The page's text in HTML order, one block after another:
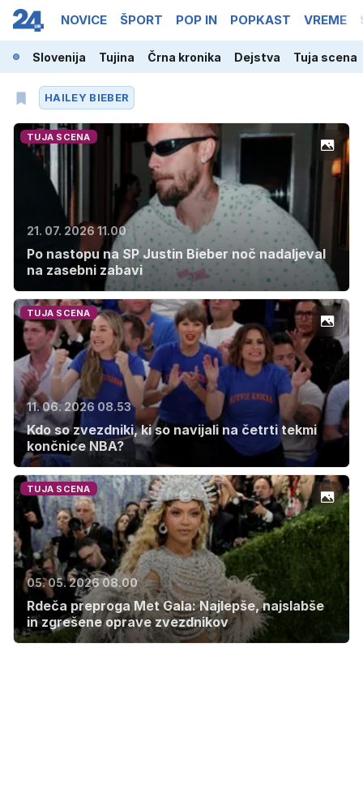
NOVICE ŠPORT POP IN POPKAST VREME
Slovenija Tujina Črna kronika Dejstva Tuja scena
HAILEY BIEBER
TUJA SCENA
21. 07. 2026 11.00
Po nastopu na SP Justin Bieber noč nadaljeval
na zasebni zabavi
TUJA SCENA
11. 06. 2026 08.53
Kdo so zvezdniki, ki so navijali na četrti tekmi
končnice NBA?
TUJA SCENA
05. 05. 2026 08.00
Rdeča preproga Met Gala: Najlepše, najslabše
in zgrešene oprave zvezdnikov